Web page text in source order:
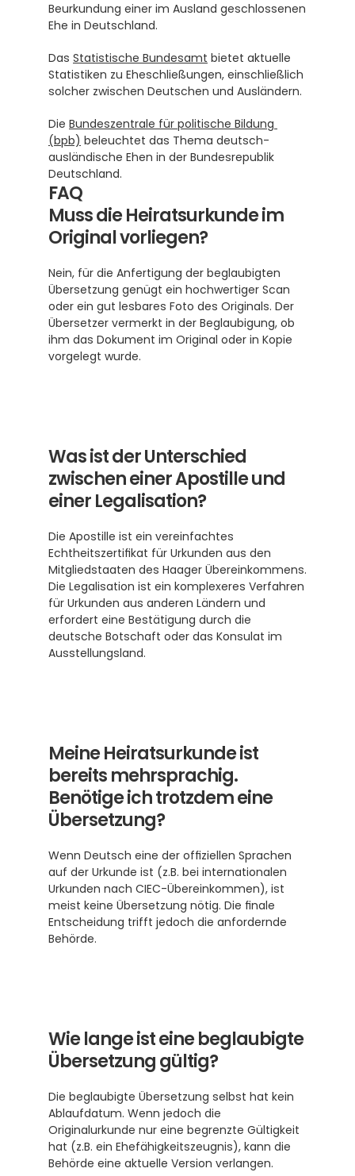
Beurkundung einer im Ausland geschlossenen
Ehe in Deutschland.
Das Statistische Bundesamt bietet aktuelle
Statistiken zu Eheschließungen, einschließlich
solcher zwischen Deutschen und Ausländern.
Die Bundeszentrale für politische Bildung
(bpb) beleuchtet das Thema deutsch-
ausländische Ehen in der Bundesrepublik
Deutschland.
FAQ
Muss die Heiratsurkunde im
Original vorliegen?
Nein, für die Anfertigung der beglaubigten
Übersetzung genügt ein hochwertiger Scan
oder ein gut lesbares Foto des Originals. Der
Übersetzer vermerkt in der Beglaubigung, ob
ihm das Dokument im Original oder in Kopie
vorgelegt wurde.
Was ist der Unterschied
zwischen einer Apostille und
einer Legalisation?
Die Apostille ist ein vereinfachtes
Echtheitszertifikat für Urkunden aus den
Mitgliedstaaten des Haager Übereinkommens.
Die Legalisation ist ein komplexeres Verfahren
für Urkunden aus anderen Ländern und
erfordert eine Bestätigung durch die
deutsche Botschaft oder das Konsulat im
Ausstellungsland.
Meine Heiratsurkunde ist
bereits mehrsprachig.
Benötige ich trotzdem eine
Übersetzung?
Wenn Deutsch eine der offiziellen Sprachen
auf der Urkunde ist (z.B. bei internationalen
Urkunden nach CIEC-Übereinkommen), ist
meist keine Übersetzung nötig. Die finale
Entscheidung trifft jedoch die anfordernde
Behörde.
Wie lange ist eine beglaubigte
Übersetzung gültig?
Die beglaubigte Übersetzung selbst hat kein
Ablaufdatum. Wenn jedoch die
Originalurkunde nur eine begrenzte Gültigkeit
hat (z.B. ein Ehefähigkeitszeugnis), kann die
Behörde eine aktuelle Version verlangen.